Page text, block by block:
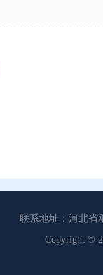
联系地址：河北省
Copyright ©